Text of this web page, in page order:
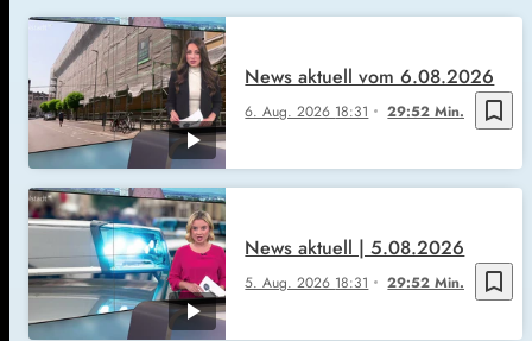
bookmark_border
6. Aug. 2026 18:31 29:52 Min.
News aktuell vom 6.08.2026
bookmark_border
5. Aug. 2026 18:31 29:52 Min.
News aktuell | 5.08.2026